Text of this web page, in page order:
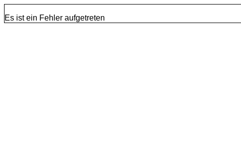
Es ist ein Fehler aufgetreten